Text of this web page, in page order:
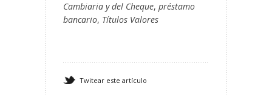
Cambiaria y del Cheque, préstamo
bancario, Títulos Valores
Twitear este artículo